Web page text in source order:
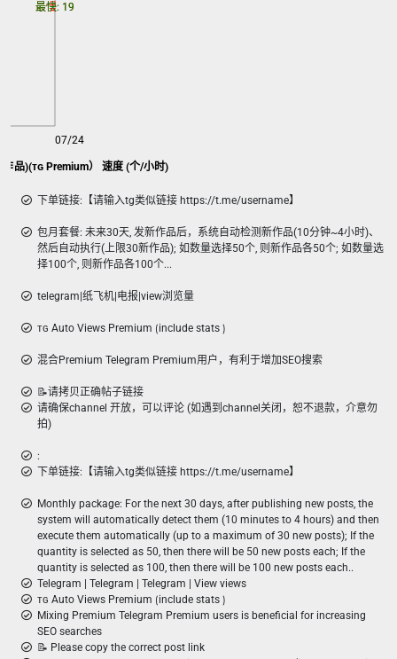
品)(ᴛɢ Premium） 速度 (个/小时)
07/24
最慢: 19
最快: 19
下单链接:【请输入tg类似链接 https://t.me/username】
包月套餐: 未来30天, 发新作品后，系统自动检测新作品(10分钟~4小时)、
然后自动执行(上限30新作品); 如数量选择50个, 则新作品各50个; 如数量选
择100个, 则新作品各100个...
telegram|纸飞机|电报|view浏览量
ᴛɢ Auto Views Premium ⟮include stats ⟯
混合Premium Telegram Premium用户，有利于增加SEO搜索
📝请拷贝正确帖子链接
请确保channel 开放，可以评论 (如遇到channel关闭，恕不退款，介意勿
拍)
:
下单链接:【请输入tg类似链接 https://t.me/username】
Monthly package: For the next 30 days, after publishing new posts, the
system will automatically detect them (10 minutes to 4 hours) and then
execute them automatically (up to a maximum of 30 new posts); If the
quantity is selected as 50, then there will be 50 new posts each; If the
quantity is selected as 100, then there will be 100 new posts each..
Telegram | Telegram | Telegram | View views
ᴛɢ Auto Views Premium ⟮include stats ⟯
Mixing Premium Telegram Premium users is beneficial for increasing
SEO searches
📝 Please copy the correct post link